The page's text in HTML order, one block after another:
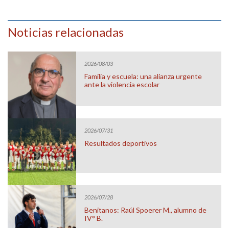
Noticias relacionadas
2026/08/03
Familia y escuela: una alianza urgente
ante la violencia escolar
2026/07/31
Resultados deportivos
2026/07/28
Benitanos: Raúl Spoerer M., alumno de
IV° B.